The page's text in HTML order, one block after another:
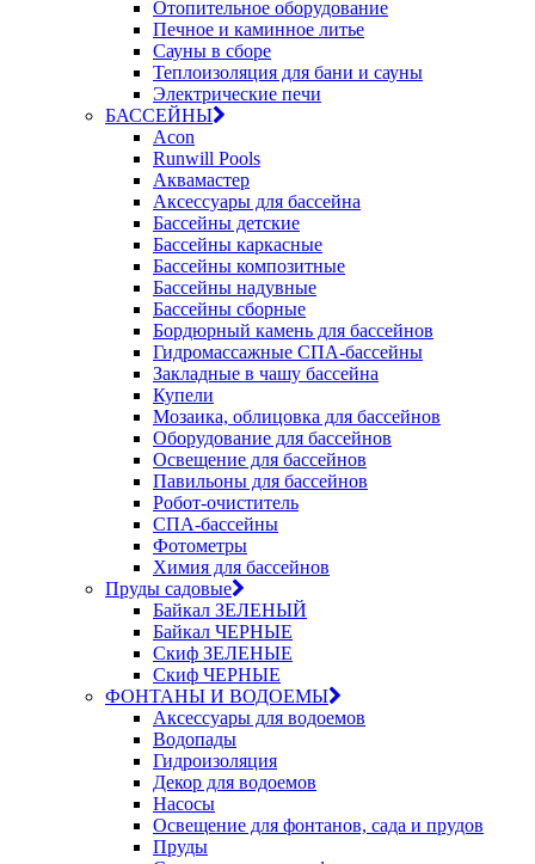
Отопительное оборудование
Печное и каминное литье
Сауны в сборе
Теплоизоляция для бани и сауны
Электрические печи
БАССЕЙНЫ
Acon
Runwill Pools
Аквамастер
Аксессуары для бассейна
Бассейны детские
Бассейны каркасные
Бассейны композитные
Бассейны надувные
Бассейны сборные
Бордюрный камень для бассейнов
Гидромассажные СПА-бассейны
Закладные в чашу бассейна
Купели
Мозаика, облицовка для бассейнов
Оборудование для бассейнов
Освещение для бассейнов
Павильоны для бассейнов
Робот-очиститель
СПА-бассейны
Фотометры
Химия для бассейнов
Пруды садовые
Байкал ЗЕЛЕНЫЙ
Байкал ЧЕРНЫЕ
Скиф ЗЕЛЕНЫЕ
Скиф ЧЕРНЫЕ
ФОНТАНЫ И ВОДОЕМЫ
Аксессуары для водоемов
Водопады
Гидроизоляция
Декор для водоемов
Насосы
Освещение для фонтанов, сада и прудов
Пруды